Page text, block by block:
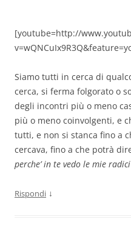
[youtube=http://
Siamo tutti in cerca di
cerca, si ferma folgorato o
degli incontri più o meno
più o meno coinvolgenti, e
tutti, e non si stanca fino a
cercava, fino a che potrà
perche’ in te vedo le mie radici
Rispondi ↓